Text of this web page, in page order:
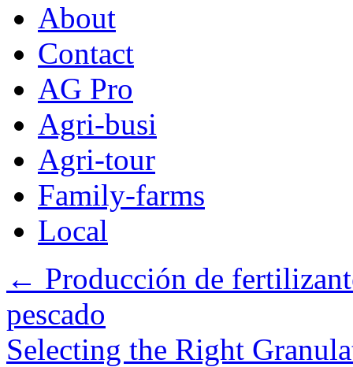
About
Contact
AG Pro
Agri-busi
Agri-tour
Family-farms
Local
← Producción de
pescado
Selecting the Right